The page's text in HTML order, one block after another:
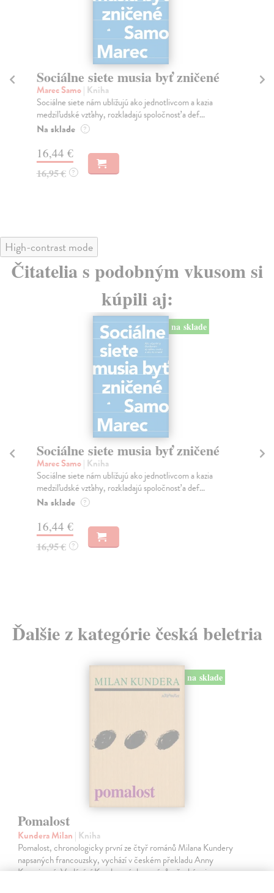
Sociálne siete musia byť zničené
Marec Samo| Kniha
Sociálne siete nám ubližujú ako jednotlivcom a kazia
medziľudské vzťahy, rozkladajú spoločnosť a def...
Na sklade ?
16,44 €
16,95 € ?
High-contrast mode
Čitatelia s podobným vkusom si
kúpili aj:
na sklade
Sociálne siete musia byť zničené
Marec Samo| Kniha
Sociálne siete nám ubližujú ako jednotlivcom a kazia
medziľudské vzťahy, rozkladajú spoločnosť a def...
Na sklade ?
16,44 €
16,95 € ?
Ďalšie z kategórie česká beletria
na sklade
Pomalost
Kundera Milan | Kniha
Pomalost, chronologicky první ze čtyř románů Milana Kundery
napsaných francouzsky, vychází v českém překladu Anny
Kareninové. Vydávání Kunderových románů v českém jazyce se